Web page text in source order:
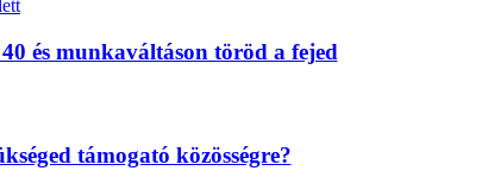
és munkaváltáson töröd a fejed
támogató közösségre?